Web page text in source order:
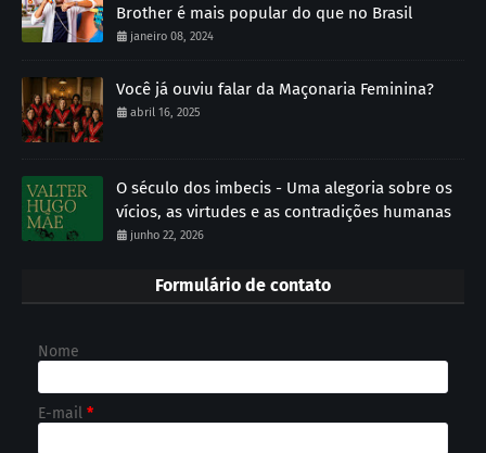
Brother é mais popular do que no Brasil
janeiro 08, 2024
Você já ouviu falar da Maçonaria Feminina?
abril 16, 2025
O século dos imbecis - Uma alegoria sobre os
vícios, as virtudes e as contradições humanas
junho 22, 2026
Formulário de contato
Nome
E-mail *